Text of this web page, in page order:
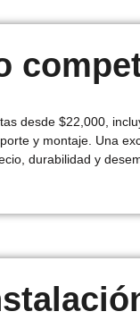
desde $22,000,
y montaje. Una
durabilidad y